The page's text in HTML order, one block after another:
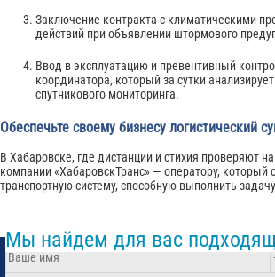
Заключение контракта с климатическими
действий при объявлении штормового
Ввод в эксплуатацию и превентивный
координатора, который за сутки
спутникового мониторинга.
Обеспечьте своему бизнесу логистический
В Хабаровске, где дистанции и стихия проверяют
компании «ХабаровскТранс» — оператору, который
транспортную систему, способную выполнить
Мы найдем для вас